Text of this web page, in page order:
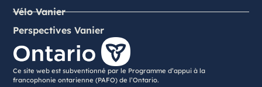
Vélo Vanier
Perspectives Vanier
Ce site web est subventionné par le Programme d’appui à la
francophonie ontarienne (PAFO) de l’Ontario.